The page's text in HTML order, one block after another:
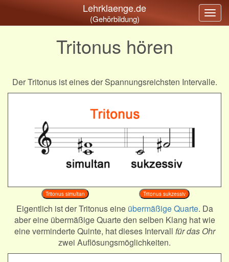
Lehrklaenge.de
(Gehörbildung)
Tritonus hören
Der Tritonus ist eines der Spannungsreichsten Intervalle.
Tritonus simultan Tritonus sukzessiv
Eigentlich ist der Tritonus eine übermäßige Quarte. Da
aber eine übermäßige Quarte den selben Klang hat wie
eine verminderte Quinte, hat dieses Intervall für das Ohr
zwei Auflösungsmöglichkeiten.